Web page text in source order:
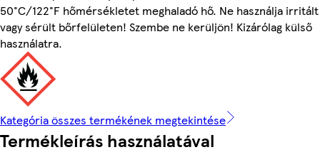
50°C/122°F hőmérsékletet meghaladó hő. Ne használja irritált
vagy sérült bőrfelületen! Szembe ne kerüljön! Kizárólag külső
használatra.
Kategória összes termékének megtekintése
Termékleírás használatával